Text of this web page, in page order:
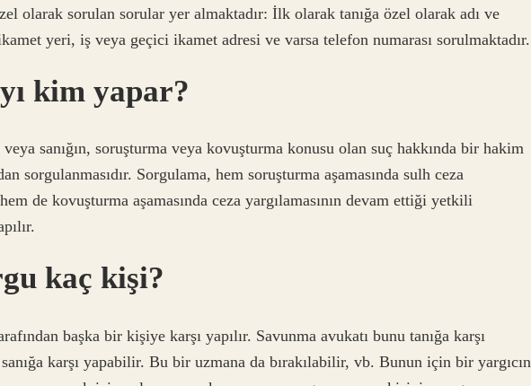
olarak sorulan sorular yer almaktadır: İlk olarak tanığa özel olarak adı ve
yeri, iş veya geçici ikamet adresi ve varsa telefon numarası sorulmaktadır.
kim yapar?
sanığın, soruşturma veya kovuşturma konusu olan suç hakkında bir hakim
sorgulanmasıdır. Sorgulama, hem soruşturma aşamasında sulh ceza
de kovuşturma aşamasında ceza yargılamasının devam ettiği yetkili
kaç kişi?
başka bir kişiye karşı yapılır. Savunma avukatı bunu tanığa karşı
karşı yapabilir. Bu bir uzmana da bırakılabilir, vb. Bunun için bir yargıcın